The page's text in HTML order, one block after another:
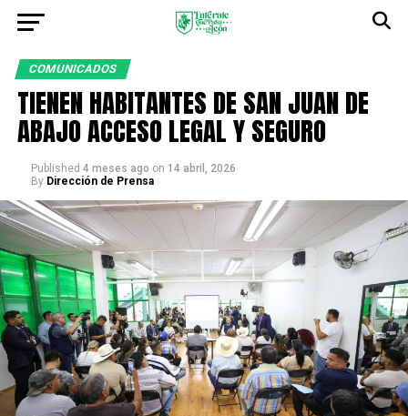
COMUNICADOS
TIENEN HABITANTES DE SAN JUAN DE
ABAJO ACCESO LEGAL Y SEGURO
Published 4 meses ago on 14 abril, 2026
By Dirección de Prensa